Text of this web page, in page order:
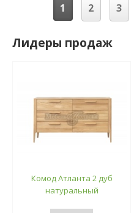
1 2 3
Лидеры продаж
Комод Атланта 2 дуб
натуральный